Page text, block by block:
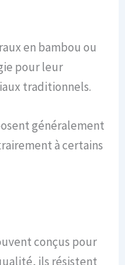
en bambou ou
pour leur
traditionnels.
généralement
à certains
conçus pour
ils résistent